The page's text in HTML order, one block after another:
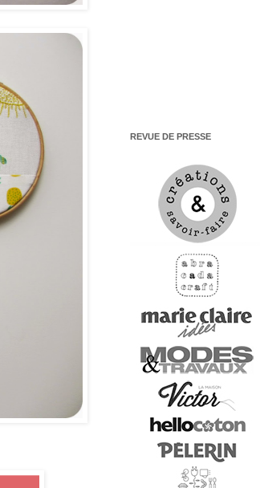
REVUE DE PRESSE